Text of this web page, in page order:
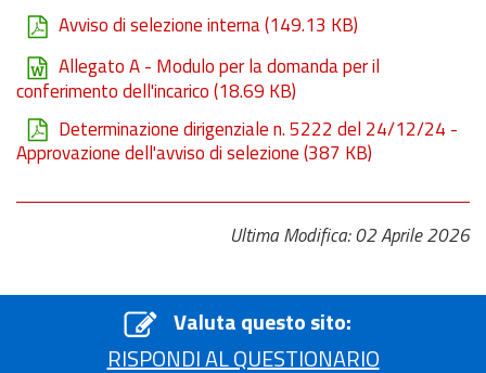
Avviso di selezione interna(149.13 KB)
Allegato A - Modulo per la domanda per il
conferimento dell'incarico(18.69 KB)
Determinazione dirigenziale n. 5222 del 24/12/24 -
Approvazione dell'avviso di selezione(387 KB)
Ultima Modifica: 02 Aprile 2026
Valuta questo sito:
RISPONDI AL QUESTIONARIO